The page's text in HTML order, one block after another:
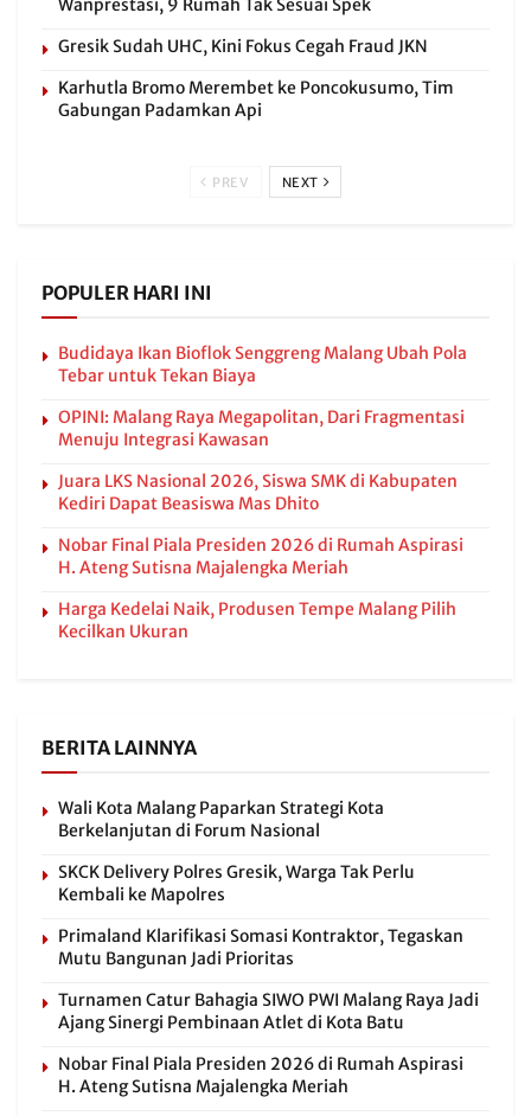
Wanprestasi, 9 Rumah Tak Sesuai Spek
Gresik Sudah UHC, Kini Fokus Cegah Fraud JKN
Karhutla Bromo Merembet ke Poncokusumo, Tim
Gabungan Padamkan Api
PREV NEXT
POPULER HARI INI
Budidaya Ikan Bioflok Senggreng Malang Ubah Pola
Tebar untuk Tekan Biaya
OPINI: Malang Raya Megapolitan, Dari Fragmentasi
Menuju Integrasi Kawasan
Juara LKS Nasional 2026, Siswa SMK di Kabupaten
Kediri Dapat Beasiswa Mas Dhito
Nobar Final Piala Presiden 2026 di Rumah Aspirasi
H. Ateng Sutisna Majalengka Meriah
Harga Kedelai Naik, Produsen Tempe Malang Pilih
Kecilkan Ukuran
BERITA LAINNYA
Wali Kota Malang Paparkan Strategi Kota
Berkelanjutan di Forum Nasional
SKCK Delivery Polres Gresik, Warga Tak Perlu
Kembali ke Mapolres
Primaland Klarifikasi Somasi Kontraktor, Tegaskan
Mutu Bangunan Jadi Prioritas
Turnamen Catur Bahagia SIWO PWI Malang Raya Jadi
Ajang Sinergi Pembinaan Atlet di Kota Batu
Nobar Final Piala Presiden 2026 di Rumah Aspirasi
H. Ateng Sutisna Majalengka Meriah